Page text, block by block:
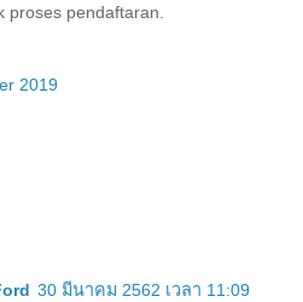
proses pendaftaran.
2019
30 มีนาคม 2562 เวลา 11:09